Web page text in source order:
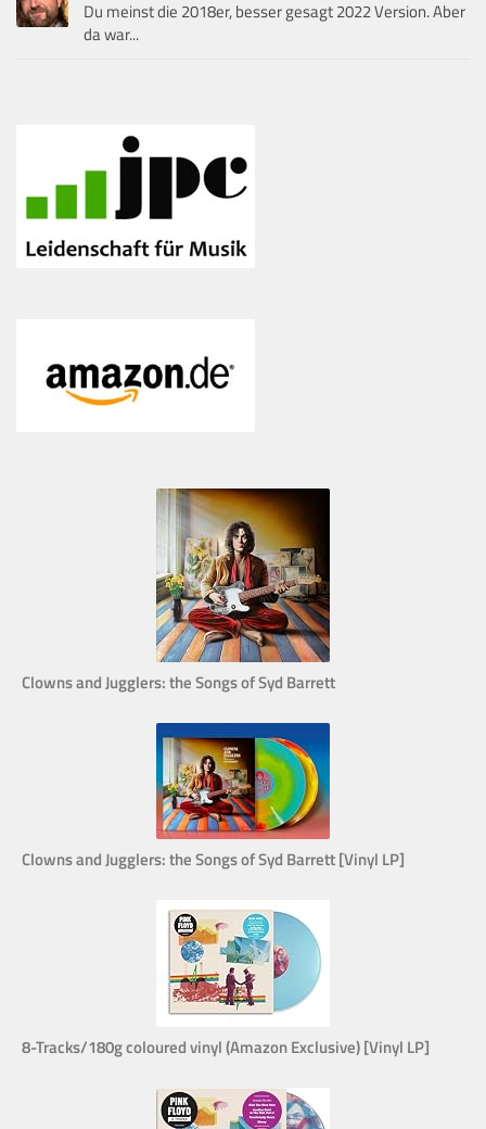
Du meinst die 2018er, besser gesagt 2022 Version. Aber
da war...
Clowns and Jugglers: the Songs of Syd Barrett
Clowns and Jugglers: the Songs of Syd Barrett [Vinyl LP]
8-Tracks/180g coloured vinyl (Amazon Exclusive) [Vinyl LP]